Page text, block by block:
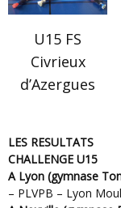
U15 FS
Civrieux
d’Azergues
LES RESULTATS
CHALLENGE U15
A Lyon (gymnase
– PLVPB – Lyon